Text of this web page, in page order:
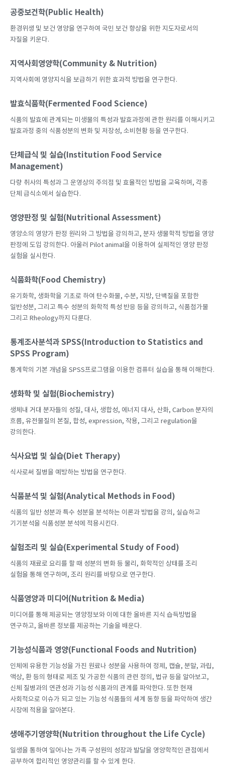
공중보건학(Public Health)
환경위생 및 보건 영양을 연구하여 국민 보건 향상을 위한 지도자로서의
자질을 키운다.
지역사회영양학(Community & Nutrition)
지역사회에 영양지식을 보급하기 위한 효과적 방법을 연구한다.
발효식품학(Fermented Food Science)
식품의 발효에 관계되는 미생물의 특성과 발효과정에 관한 원리를 이해시키고
발효과정 중의 식품성분의 변화 및 저장성, 소비현황 등을 연구한다.
단체급식 및 실습(Institution Food Service
Management)
다량 취사의 특성과 그 운영상의 주의점 및 효율적인 방법을 교육하며, 각종
단체 급식소에서 실습한다.
영양판정 및 실험(Nutritional Assessment)
영양소의 영양가 판정 원리와 그 방법을 강의하고, 분자 생물학적 방법을 영양
판정에 도입 강의한다. 아울러 Pilot animal을 이용하여 실제적인 영양 판정
실험을 실시한다.
식품화학(Food Chemistry)
유기화학, 생화학을 기초로 하여 탄수화물, 수분, 지방, 단백질을 포함한
일반성분, 그리고 특수 성분의 화학적 특성 반응 등을 강의하고, 식품첨가물
그리고 Rheology까지 다룬다.
통계조사분석과 SPSS(Introduction to Statistics and
SPSS Program)
통계학의 기본 개념을 SPSS프로그램을 이용한 컴퓨터 실습을 통해 이해한다.
생화학 및 실험(Biochemistry)
생체내 거대 분자들의 성질, 대사, 생합성, 에너지 대사, 산화, Carbon 분자의
흐름, 유전물질의 본질, 합성, expression, 작용, 그리고 regulation을
강의한다.
식사요법 및 실습(Diet Therapy)
식사로써 질병을 예방하는 방법을 연구한다.
식품분석 및 실험(Analytical Methods in Food)
식품의 일반 성분과 특수 성분을 분석하는 이론과 방법을 강의, 실습하고
기기분석을 식품성분 분석에 적용시킨다.
실험조리 및 실습(Experimental Study of Food)
식품의 재료로 요리를 할 때 성분의 변화 등 물리, 화학적인 상태를 조리
실험을 통해 연구하며, 조리 원리를 바탕으로 연구한다.
식품영양과 미디어(Nutrition & Media)
미디어를 통해 제공되는 영양정보와 이에 대한 올바른 지식 습득방법을
연구하고, 올바른 정보를 제공하는 기술을 배운다.
기능성식품과 영양(Functional Foods and Nutrition)
인체에 유용한 기능성을 가진 원료나 성분을 사용하여 정제, 캡슐, 분말, 과립,
액상, 환 등의 형태로 제조 및 가공한 식품의 관련 정의, 법규 등을 알아보고,
신체 질병과의 연관성과 기능성 식품과의 관계를 파악한다. 또한 현재
사회적으로 이슈가 되고 있는 기능성 식품들의 세계 동향 등을 파악하여 생간
시장에 적용을 알아본다.
생애주기영양학(Nutrition throughout the Life Cycle)
일생을 통하여 일어나는 가족 구성원의 성장과 발달을 영양학적인 관점에서
공부하여 합리적인 영양관리를 할 수 있게 한다.